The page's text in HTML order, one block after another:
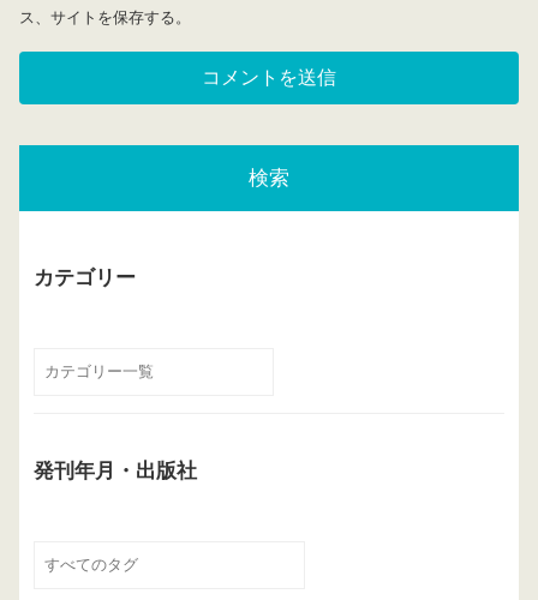
ス、サイトを保存する。
検索
カテゴリー
発刊年月・出版社